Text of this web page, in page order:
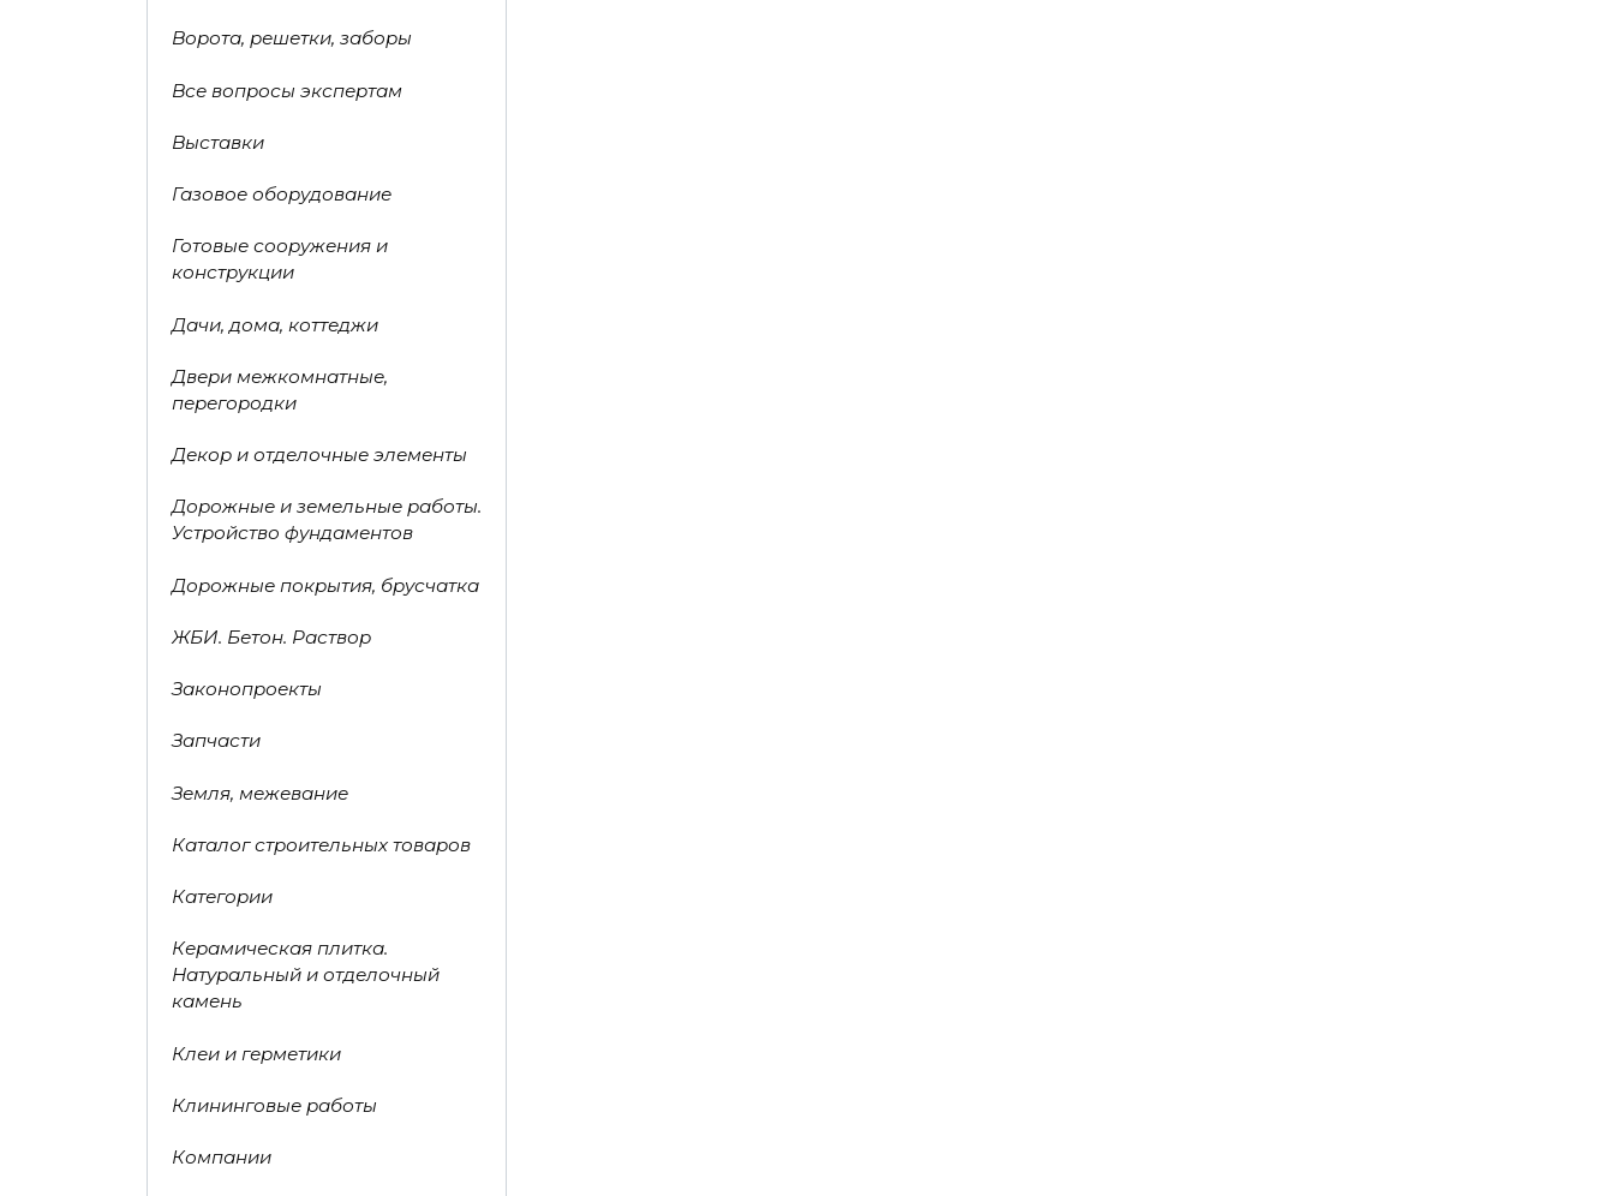
Ворота, решетки, заборы
Все вопросы экспертам
Выставки
Газовое оборудование
Готовые сооружения и
конструкции
Дачи, дома, коттеджи
Двери межкомнатные,
перегородки
Декор и отделочные элементы
Дорожные и земельные работы.
Устройство фундаментов
Дорожные покрытия, брусчатка
ЖБИ. Бетон. Раствор
Законопроекты
Запчасти
Земля, межевание
Каталог строительных товаров
Категории
Керамическая плитка.
Натуральный и отделочный
камень
Клеи и герметики
Клининговые работы
Компании